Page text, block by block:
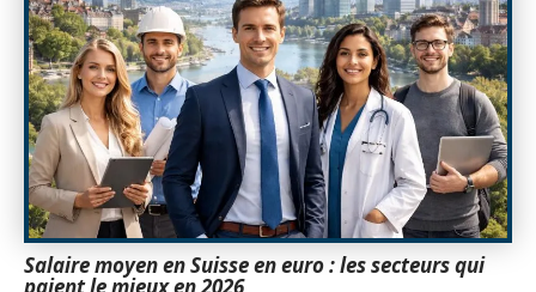
Salaire moyen en Suisse en euro : les secteurs qui